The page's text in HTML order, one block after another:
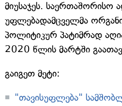
მიუსაჯეს. საერთაშორისო
უფლებადამცველმა
პოლიტიკურ პატიმრად
2020 წლის მარტში
გაიგეთ მეტი:
"თავისუფლება"